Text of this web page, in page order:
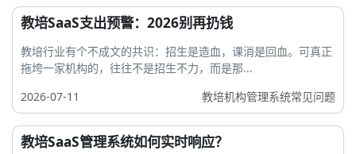
教培SaaS支出预警：2026别再扔钱
教培行业有个不成文的共识：招生是造血，课消是回血。可真正
拖垮一家机构的，往往不是招生不力，而是那...
2026-07-11
教培机构管理系统常见问题
教培SaaS管理系统如何实时响应？